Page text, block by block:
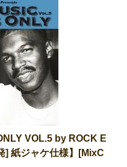
VOL.5 by ROCK E
] 紙ジャケ仕様】[MixC